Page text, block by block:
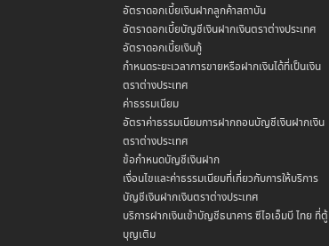
อัตราดอกเบี้ยเงินฝากลูกค้าสถาบัน
อัตราดอกเบี้ยบัญชีเงินฝากเงินตราต่างประเทศ
อัตราดอกเบี้ยเงินกู้
กำหนดระยะเวลาการขายหรือฝากเงินได้ที่เป็นเงิน
ตราต่างประเทศ
ค่าธรรมเนียม
อัตราค่าธรรมเนียมการฝากถอนบัญชีเงินฝากเงิน
ตราต่างประเทศ
ข้อกำหนดบัญชีเงินฝาก
เงื่อนไขและค่าธรรมเนียมที่เกี่ยวกับการให้บริการ
บัญชีเงินฝากเงินตราต่างประเทศ
บริการฝากเงินเข้าบัญชีธนาคาร ซีไอเอ็มบี ไทย ที่ตู้
บุญเติม